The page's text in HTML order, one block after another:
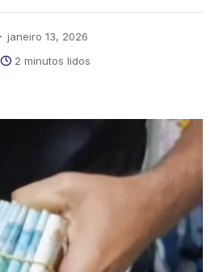
janeiro 13, 2026
2 minutos lidos